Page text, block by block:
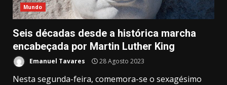
Mundo
Seis décadas desde a histórica marcha
encabeçada por Martin Luther King
Emanuel Tavares 28 Agosto 2023
Nesta segunda-feira, comemora-se o sexagésimo